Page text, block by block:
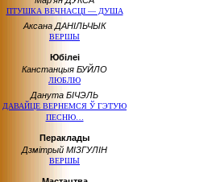
ПТУШКА ВЕЧНАСЦІ — ДУША
Аксана ДАНІЛЬЧЫК
ВЕРШЫ
Юбілеі
Канстанцыя БУЙЛО
ЛЮБЛЮ
Данута БІЧЭЛЬ
ДАВАЙЦЕ ВЕРНЕМСЯ Ў ГЭТУЮ
ПЕСНЮ…
Пераклады
Дзмітрый МІЗГУЛІН
ВЕРШЫ